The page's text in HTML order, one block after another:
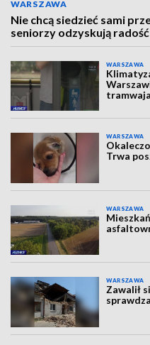
WARSZAWA
Nie chcą siedzieć sami
seniorzy odzyskują
WARSZAWA
WARSZAWA
Trwa
WARSZAWA
WARSZAWA
Zawalił